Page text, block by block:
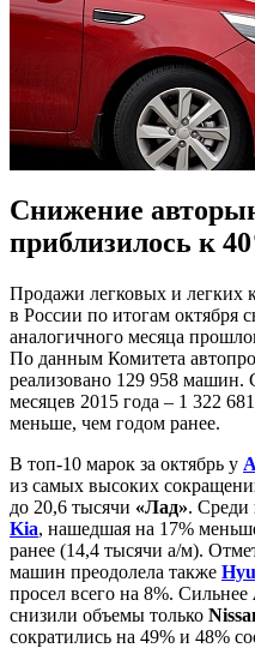
Снижение
приблизилось к
Продажи легковых и легких
в России по итогам октября
аналогичного месяца
По данным Комитета
реализовано 129 958 машин.
месяцев 2015 года – 1 322
меньше, чем годом ранее.
В топ-10 марок за октябрь у
из самых высоких
до 20,6 тысячи «Лад». Среди
Kia, нашедшая на 17%
ранее (14,4 тысячи а/м).
машин преодолела также
просел всего на 8%. Сильнее
снизили объемы только
сократились на 49% и 48%